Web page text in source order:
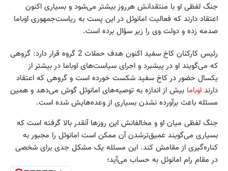
جنگ لفظی او با منتقدانش هر‌روز بیشتر می‌شود و بسیاری اکنون
اعتقاد دارند که فعالیت امانوئل در این پست به ریاست‌جمهوری اوباما
صدمه زده و دولت وی را زیر سؤال برده است.
رئیس کارکنان کاخ سفید اکنون هدف حملات 2 گروه قرار دارد: گروهی
که می‌گویند او در پیشبرد و اجرای سیاست‌های اوباما در بیشتر از
یکسال حضور در کاخ سفید شکست خورده است و گروهی که اعتقاد
دارند اوباما بیش از اندازه به توصیه‌های امانوئل گوش می‌دهد و همین
مسئله باعث برآورده نشدن بسیاری از وعده‌هایش شده است.
جنگ لفظی میان او و مخالفانش این روزها آنقدر بالا گرفته است که
بسیاری می‌گویند عمیق‌تر‌شدن آن ممکن است امانوئل را مجبور به
کناره‌گیری از مقامش کند. این مسئله یک مشکل جدی برای شخصی
در مقام رام امانوئل به حساب می‌آید؛